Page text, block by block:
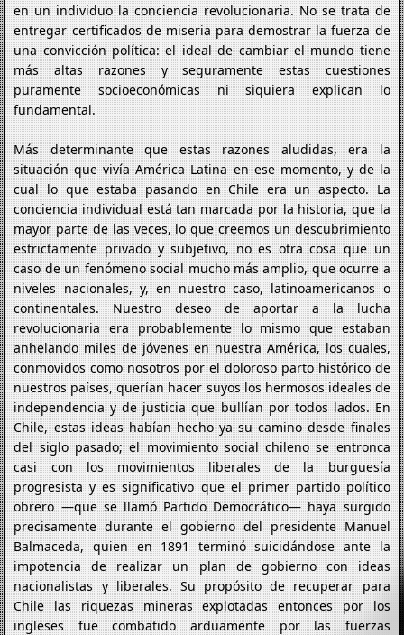
en un individuo la conciencia revolucionaria. No se trata de
entregar certificados de miseria para demostrar la fuerza de
una convicción política: el ideal de cambiar el mundo tiene
más altas razones y seguramente estas cuestiones
puramente socioeconómicas ni siquiera explican lo
fundamental.
Más determinante que estas razones aludidas, era la
situación que vivía América Latina en ese momento, y de la
cual lo que estaba pasando en Chile era un aspecto. La
conciencia individual está tan marcada por la historia, que la
mayor parte de las veces, lo que creemos un descubrimiento
estrictamente privado y subjetivo, no es otra cosa que un
caso de un fenómeno social mucho más amplio, que ocurre a
niveles nacionales, y, en nuestro caso, latinoamericanos o
continentales. Nuestro deseo de aportar a la lucha
revolucionaria era probablemente lo mismo que estaban
anhelando miles de jóvenes en nuestra América, los cuales,
conmovidos como nosotros por el doloroso parto histórico de
nuestros países, querían hacer suyos los hermosos ideales de
independencia y de justicia que bullían por todos lados. En
Chile, estas ideas habían hecho ya su camino desde finales
del siglo pasado; el movimiento social chileno se entronca
casi con los movimientos liberales de la burguesía
progresista y es significativo que el primer partido político
obrero —que se llamó Partido Democrático— haya surgido
precisamente durante el gobierno del presidente Manuel
Balmaceda, quien en 1891 terminó suicidándose ante la
impotencia de realizar un plan de gobierno con ideas
nacionalistas y liberales. Su propósito de recuperar para
Chile las riquezas mineras explotadas entonces por los
ingleses fue combatido arduamente por las fuerzas